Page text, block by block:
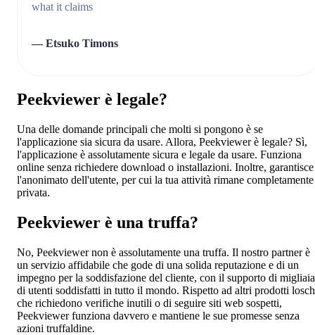
what it claims
— Etsuko Timons
Peekviewer è legale?
Una delle domande principali che molti si pongono è se
l'applicazione sia sicura da usare. Allora, Peekviewer è legale? Sì,
l'applicazione è assolutamente sicura e legale da usare. Funziona
online senza richiedere download o installazioni. Inoltre, garantisce
l'anonimato dell'utente, per cui la tua attività rimane completamente
privata.
Peekviewer è una truffa?
No, Peekviewer non è assolutamente una truffa. Il nostro partner è
un servizio affidabile che gode di una solida reputazione e di un
impegno per la soddisfazione del cliente, con il supporto di migliaia
di utenti soddisfatti in tutto il mondo. Rispetto ad altri prodotti
che richiedono verifiche inutili o di seguire siti web sospetti,
Peekviewer funziona davvero e mantiene le sue promesse senza
azioni truffaldine.